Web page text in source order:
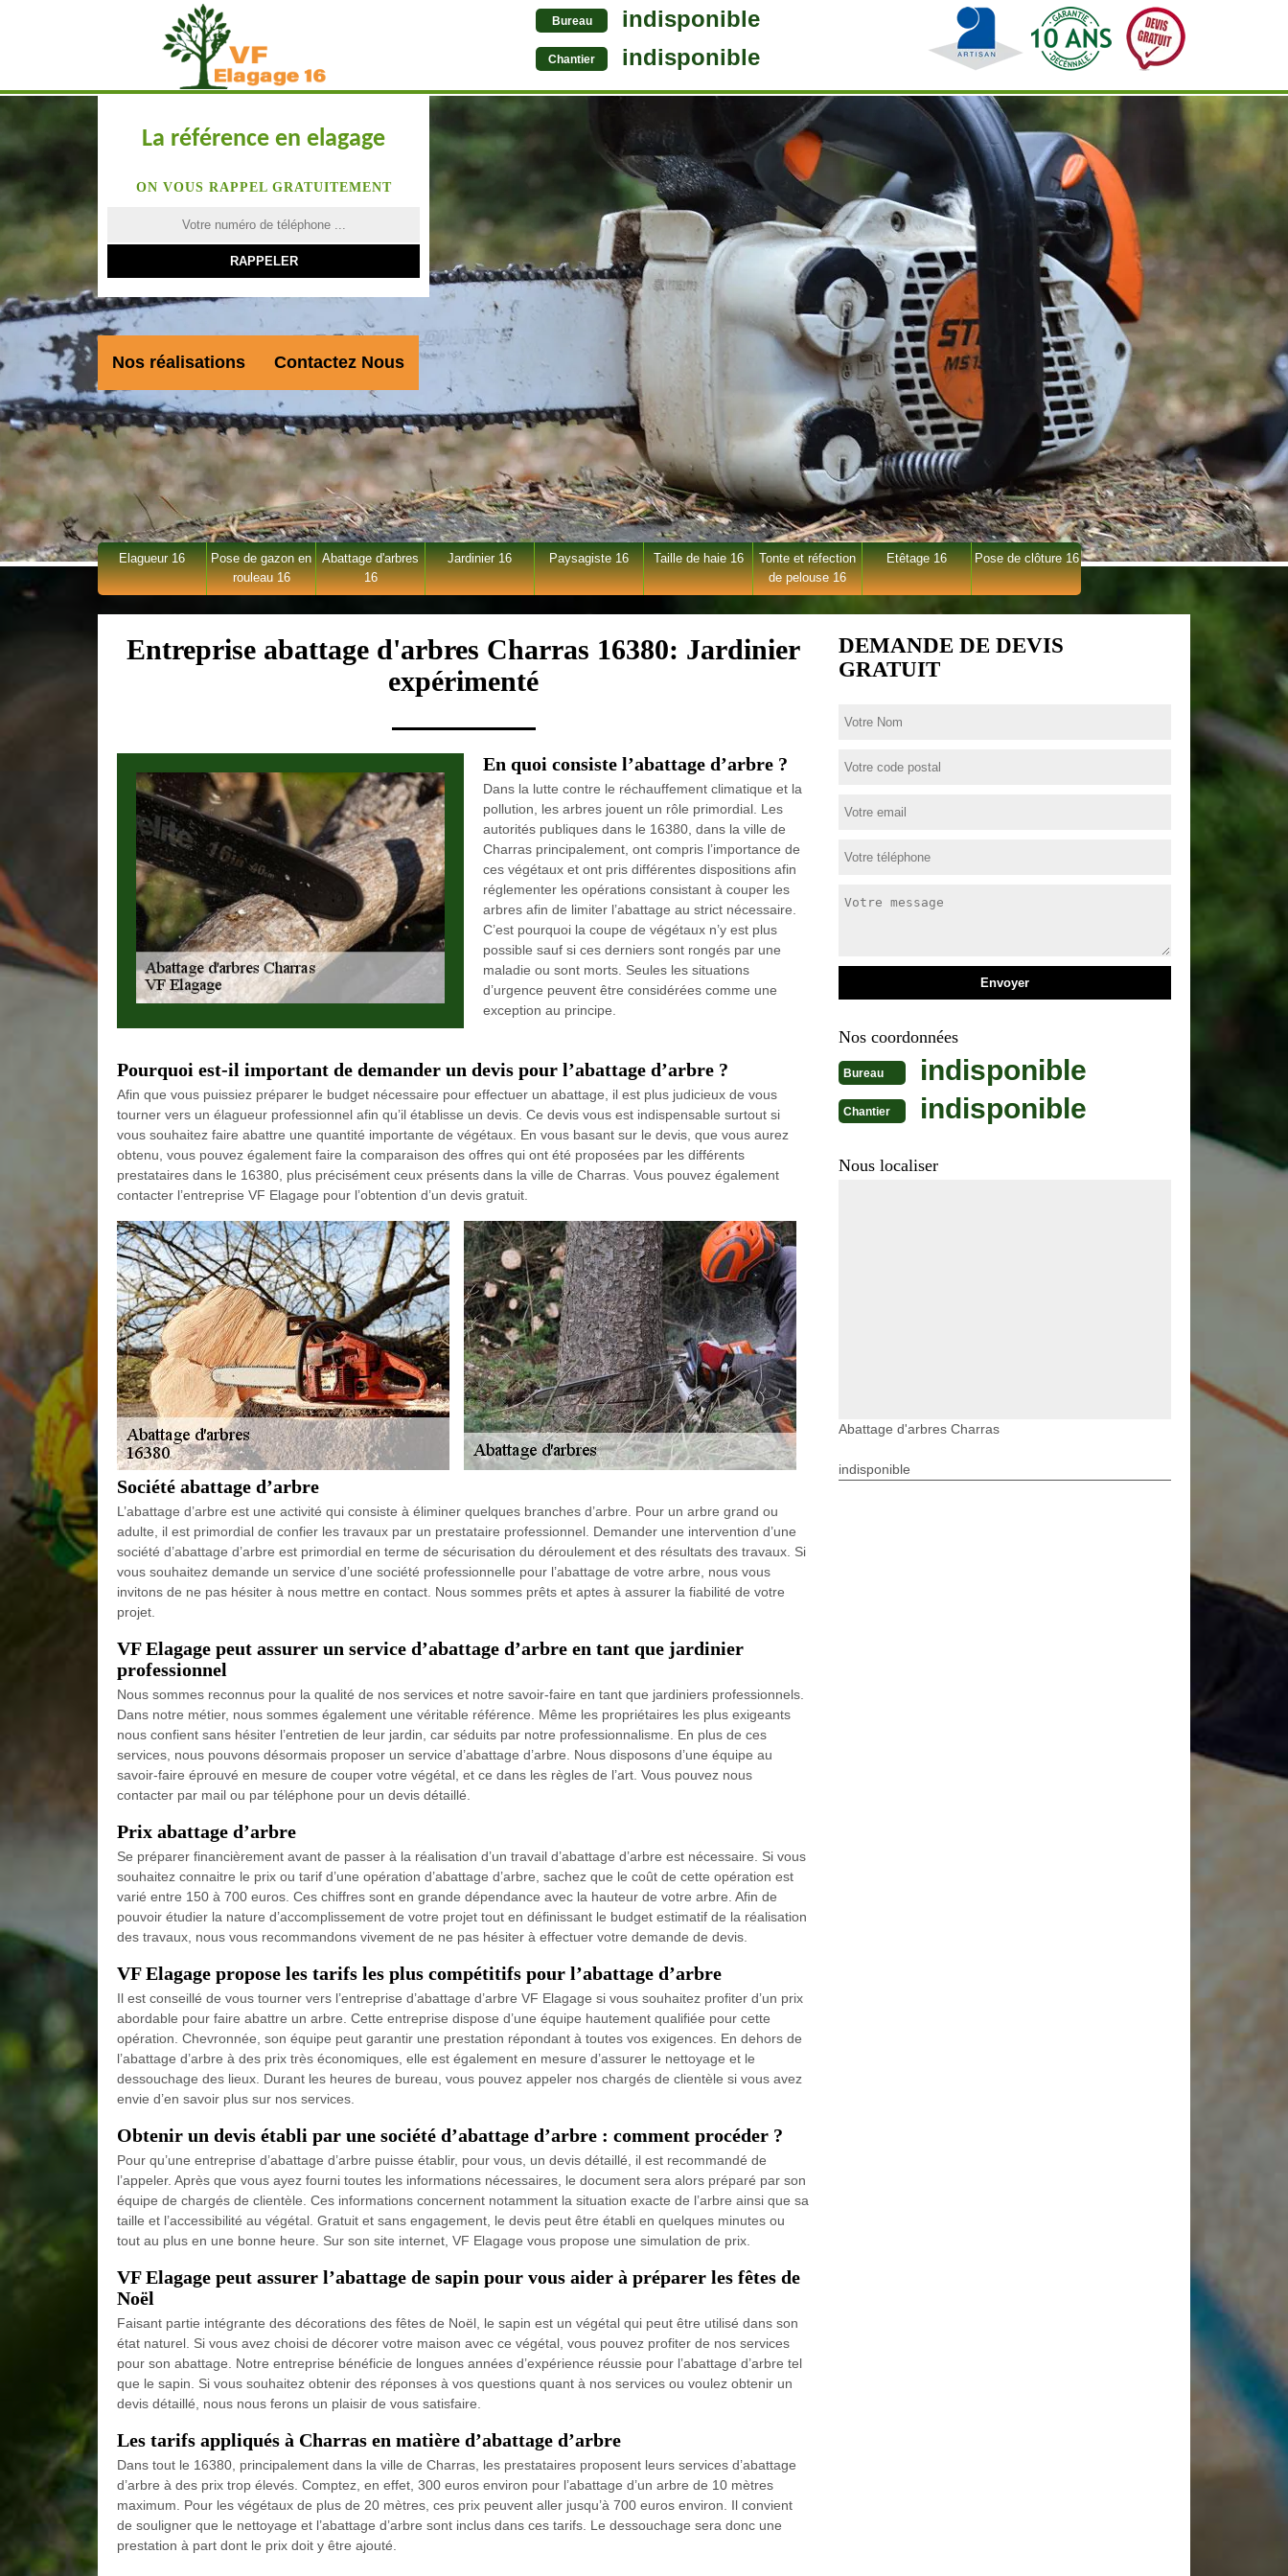
Bureau indisponible
Chantier indisponible
La référence en elagage
ON VOUS RAPPEL GRATUITEMENT
Nos réalisations Contactez Nous
Elagueur 16
Pose de gazon en
rouleau 16
Abattage d'arbres
16
Jardinier 16 Paysagiste 16 Taille de haie 16
Tonte et réfection
de pelouse 16
Etêtage 16 Pose de clôture 16
Entreprise abattage d'arbres Charras 16380: Jardinier
expérimenté
En quoi consiste l’abattage d’arbre ?
Dans la lutte contre le réchauffement climatique et la
pollution, les arbres jouent un rôle primordial. Les
autorités publiques dans le 16380, dans la ville de
Charras principalement, ont compris l’importance de
ces végétaux et ont pris différentes dispositions afin
réglementer les opérations consistant à couper les
arbres afin de limiter l’abattage au strict nécessaire.
C’est pourquoi la coupe de végétaux n’y est plus
possible sauf si ces derniers sont rongés par une
maladie ou sont morts. Seules les situations
d’urgence peuvent être considérées comme une
exception au principe.
Pourquoi est-il important de demander un devis pour l’abattage d’arbre ?
Afin que vous puissiez préparer le budget nécessaire pour effectuer un abattage, il est plus judicieux de vous
tourner vers un élagueur professionnel afin qu’il établisse un devis. Ce devis vous est indispensable surtout si
vous souhaitez faire abattre une quantité importante de végétaux. En vous basant sur le devis, que vous aurez
obtenu, vous pouvez également faire la comparaison des offres qui ont été proposées par les différents
prestataires dans le 16380, plus précisément ceux présents dans la ville de Charras. Vous pouvez également
contacter l’entreprise VF Elagage pour l’obtention d’un devis gratuit.
Société abattage d’arbre
L’abattage d’arbre est une activité qui consiste à éliminer quelques branches d’arbre. Pour un arbre grand ou
adulte, il est primordial de confier les travaux par un prestataire professionnel. Demander une intervention d’une
société d’abattage d’arbre est primordial en terme de sécurisation du déroulement et des résultats des travaux. Si
vous souhaitez demande un service d’une société professionnelle pour l’abattage de votre arbre, nous vous
invitons de ne pas hésiter à nous mettre en contact. Nous sommes prêts et aptes à assurer la fiabilité de votre
projet.
VF Elagage peut assurer un service d’abattage d’arbre en tant que jardinier
professionnel
Nous sommes reconnus pour la qualité de nos services et notre savoir-faire en tant que jardiniers professionnels.
Dans notre métier, nous sommes également une véritable référence. Même les propriétaires les plus exigeants
nous confient sans hésiter l’entretien de leur jardin, car séduits par notre professionnalisme. En plus de ces
services, nous pouvons désormais proposer un service d’abattage d’arbre. Nous disposons d’une équipe au
savoir-faire éprouvé en mesure de couper votre végétal, et ce dans les règles de l’art. Vous pouvez nous
contacter par mail ou par téléphone pour un devis détaillé.
Prix abattage d’arbre
Se préparer financièrement avant de passer à la réalisation d’un travail d’abattage d’arbre est nécessaire. Si vous
souhaitez connaitre le prix ou tarif d’une opération d’abattage d’arbre, sachez que le coût de cette opération est
varié entre 150 à 700 euros. Ces chiffres sont en grande dépendance avec la hauteur de votre arbre. Afin de
pouvoir étudier la nature d’accomplissement de votre projet tout en définissant le budget estimatif de la réalisation
des travaux, nous vous recommandons vivement de ne pas hésiter à effectuer votre demande de devis.
VF Elagage propose les tarifs les plus compétitifs pour l’abattage d’arbre
Il est conseillé de vous tourner vers l’entreprise d’abattage d’arbre VF Elagage si vous souhaitez profiter d’un prix
abordable pour faire abattre un arbre. Cette entreprise dispose d’une équipe hautement qualifiée pour cette
opération. Chevronnée, son équipe peut garantir une prestation répondant à toutes vos exigences. En dehors de
l’abattage d’arbre à des prix très économiques, elle est également en mesure d’assurer le nettoyage et le
dessouchage des lieux. Durant les heures de bureau, vous pouvez appeler nos chargés de clientèle si vous avez
envie d’en savoir plus sur nos services.
Obtenir un devis établi par une société d’abattage d’arbre : comment procéder ?
Pour qu’une entreprise d’abattage d’arbre puisse établir, pour vous, un devis détaillé, il est recommandé de
l’appeler. Après que vous ayez fourni toutes les informations nécessaires, le document sera alors préparé par son
équipe de chargés de clientèle. Ces informations concernent notamment la situation exacte de l’arbre ainsi que sa
taille et l’accessibilité au végétal. Gratuit et sans engagement, le devis peut être établi en quelques minutes ou
tout au plus en une bonne heure. Sur son site internet, VF Elagage vous propose une simulation de prix.
VF Elagage peut assurer l’abattage de sapin pour vous aider à préparer les fêtes de
Noël
Faisant partie intégrante des décorations des fêtes de Noël, le sapin est un végétal qui peut être utilisé dans son
état naturel. Si vous avez choisi de décorer votre maison avec ce végétal, vous pouvez profiter de nos services
pour son abattage. Notre entreprise bénéficie de longues années d’expérience réussie pour l’abattage d’arbre tel
que le sapin. Si vous souhaitez obtenir des réponses à vos questions quant à nos services ou voulez obtenir un
devis détaillé, nous nous ferons un plaisir de vous satisfaire.
Les tarifs appliqués à Charras en matière d’abattage d’arbre
Dans tout le 16380, principalement dans la ville de Charras, les prestataires proposent leurs services d’abattage
d’arbre à des prix trop élevés. Comptez, en effet, 300 euros environ pour l’abattage d’un arbre de 10 mètres
maximum. Pour les végétaux de plus de 20 mètres, ces prix peuvent aller jusqu’à 700 euros environ. Il convient
de souligner que le nettoyage et l’abattage d’arbre sont inclus dans ces tarifs. Le dessouchage sera donc une
prestation à part dont le prix doit y être ajouté.
DEMANDE DE DEVIS
GRATUIT
Nos coordonnées
Bureau indisponible
Chantier indisponible
Nous localiser
Abattage d'arbres Charras
indisponible